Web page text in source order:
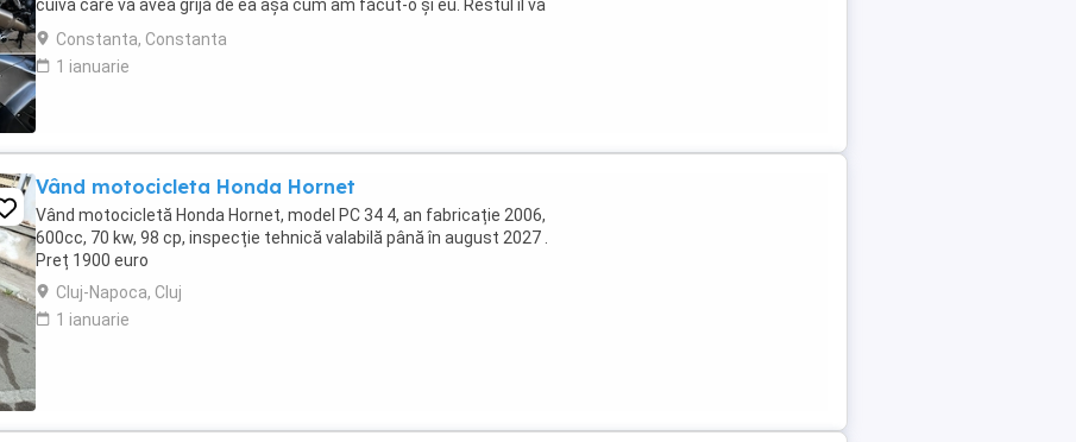
cuiva care va avea grijă de ea așa cum am făcut-o și eu. Restul îl va
convinge ea la prima cheie. Vă ...
Constanta, Constanta
1 ianuarie
Vând motocicleta Honda Hornet
Vând motocicletă Honda Hornet, model PC 34 4, an fabricație 2006,
600cc, 70 kw, 98 cp, inspecție tehnică valabilă până în august 2027 .
Preț 1900 euro
Cluj-Napoca, Cluj
1 ianuarie